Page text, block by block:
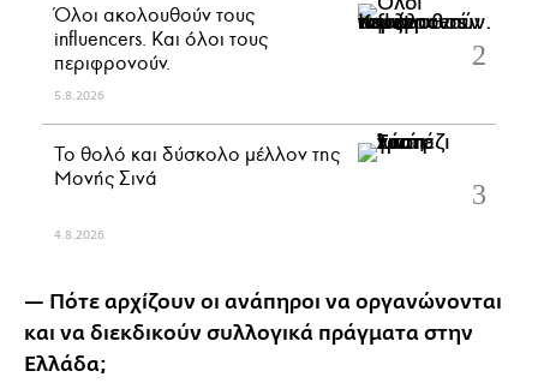
Όλοι ακολουθούν τους
influencers. Και όλοι τους
περιφρονούν.
5.8.2026
Το θολό και δύσκολο μέλλον της
Μονής Σινά
4.8.2026
— Πότε αρχίζουν οι ανάπηροι να οργανώνονται
και να διεκδικούν συλλογικά πράγματα στην
Ελλάδα;